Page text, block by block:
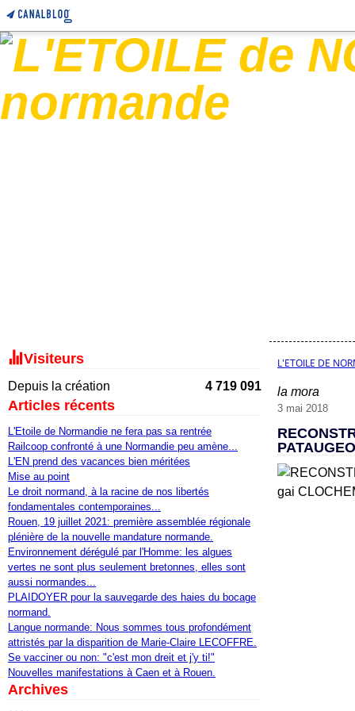
Visiteurs
Depuis la création 4 719 091
Articles récents
L'Etoile de Normandie ne fera pas sa rentrée
Railcoop confronté à une Normandie peu amène...
L'EN prend des vacances bien méritées
Mise au point
Le droit normand, à la racine de nos libertés
fondamentales contemporaines...
Rouen, 19 juillet 2021: première assemblée régionale
plénière de la nouvelle mandature normande.
Environnement dérégulé par l'Homme: les algues
vertes ne sont plus seulement bretonnes, elles sont
aussi normandes...
PLAIDOYER pour la sauvegarde des haies du bocage
normand.
Langue normande: Nous sommes tous profondément
attristés par la disparition de Marie-Claire LECOFFRE.
Se vacciner ou non: "c'est mon dreit et j'y ti!"
Nouvelles manifestations à Caen et à Rouen.
Archives
L'ETOILE DE
la mora
3 mai 2018